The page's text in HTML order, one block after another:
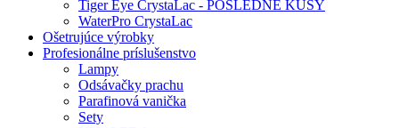
Tiger Eye CrystaLac - POSLEDNÉ KUSY
WaterPro CrystaLac
Ošetrujúce výrobky
Profesionálne príslušenstvo
Lampy
Odsávačky prachu
Parafinová vanička
Sety